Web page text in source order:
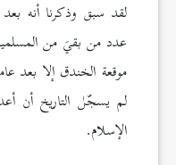
لقد سبق وذكرنا أنه
عدد من بقيَ من
موقعة الخندق إلا بعد
لم يسجّل التاريخ أن
الإسلام.